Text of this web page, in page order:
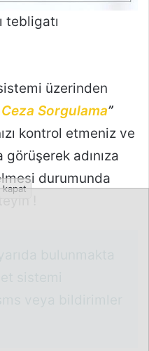
tebligatı
üzerinden
Ceza Sorgulama”
kontrol etmeniz ve
adınıza
durumunda
!
kapat